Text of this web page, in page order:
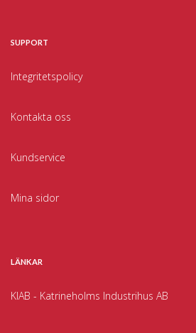
SUPPORT
Integritetspolicy
Kontakta oss
Kundservice
Mina sidor
LÄNKAR
KIAB - Katrineholms Industrihus AB